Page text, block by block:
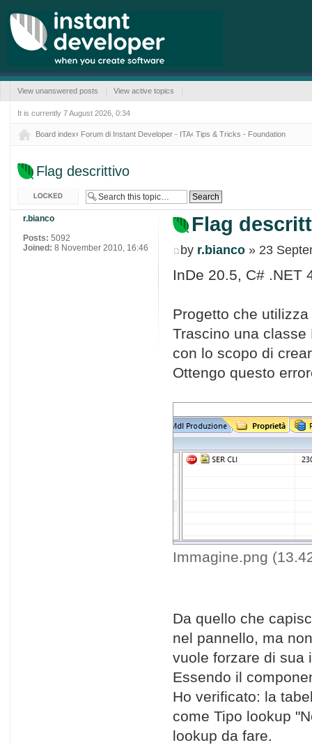
View unanswered posts View active topics
It is currently 7 August 2026, 0:34
Board index‹ Forum di Instant Developer - ITA‹ Tips & Tricks - Foundation
Flag descrittivo
Topic locked
Flag
by r.bianco» 23
InDe 20.5, C# .NET
Progetto che
Trascino una
con lo scopo di
Ottengo questo
Immagine.png
Da quello che
nel pannello, ma
vuole forzare di sua
Essendo il
Ho verificato: la
come Tipo lookup
lookup da fare.
r.bianco
Posts: 5092
Joined: 8 November 2010, 16:46